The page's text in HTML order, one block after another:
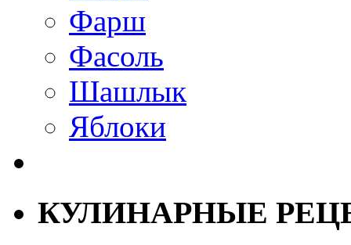
Фарш
Фасоль
Шашлык
Яблоки
КУЛИНАРНЫЕ